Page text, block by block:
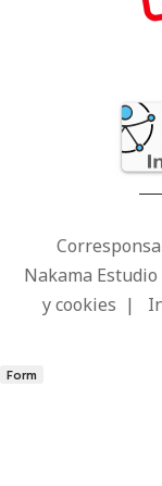
Nakama Estudio
y cookies |
Form